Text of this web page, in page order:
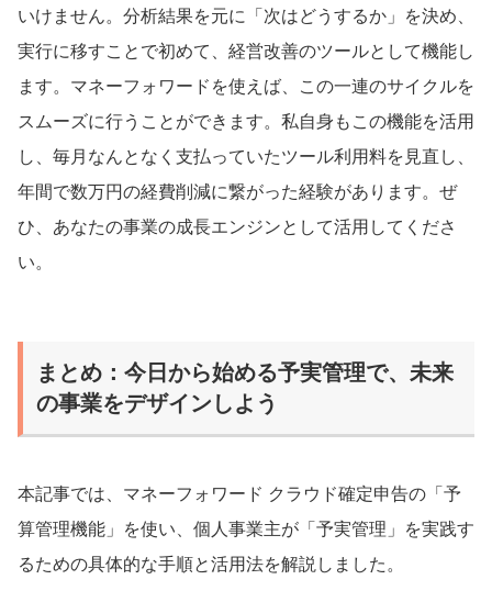
いけません。分析結果を元に「次はどうするか」を決め、
実行に移すことで初めて、経営改善のツールとして機能し
ます。マネーフォワードを使えば、この一連のサイクルを
スムーズに行うことができます。私自身もこの機能を活用
し、毎月なんとなく支払っていたツール利用料を見直し、
年間で数万円の経費削減に繋がった経験があります。ぜ
ひ、あなたの事業の成長エンジンとして活用してくださ
い。
まとめ：今日から始める予実管理で、未来
の事業をデザインしよう
本記事では、マネーフォワード クラウド確定申告の「予
算管理機能」を使い、個人事業主が「予実管理」を実践す
るための具体的な手順と活用法を解説しました。